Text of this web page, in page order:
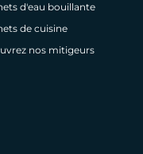
d'eau bouillante
de cuisine
nos mitigeurs